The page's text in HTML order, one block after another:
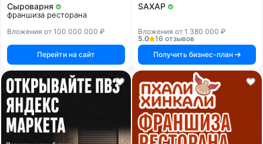
Сыроварня
франшиза ресторана
Вложения от 100 000 000 ₽
Перейти на сайт
SAXAP
Вложения от 1 380 000 ₽
5.0
16 отзывов
Получить бизнес-план